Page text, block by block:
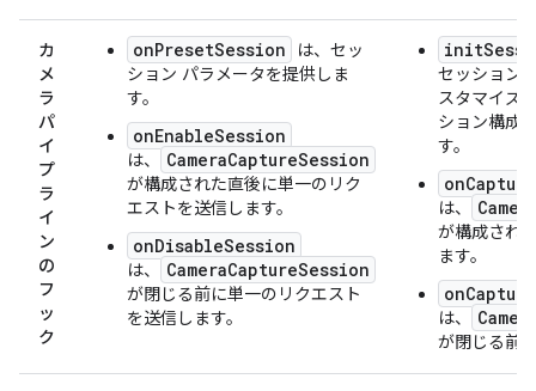
カ
メ
ラ
パ
イ
プ
ラ
イ
ン
の
フ
ッ
ク
onPresetSession
は、セッ
ション パラメータを提供しま
す。
onEnableSession
は、 CameraCaptureSession
が構成された直後に単一のリク
エストを送信します。
onDisableSession
は、 CameraCaptureSession
が閉じる前に単一のリクエスト
を送信します。
セッション
スタマイズ
ション構成
す。
は、
が構成され
ます。
は、
が閉じる前